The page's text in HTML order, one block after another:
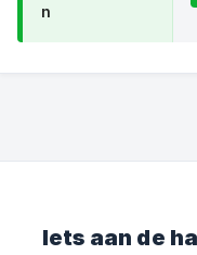
n
Iets aan de